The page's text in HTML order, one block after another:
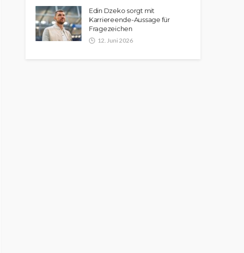
Edin Dzeko sorgt mit
Karriereende-Aussage für
Fragezeichen
12. Juni 2026